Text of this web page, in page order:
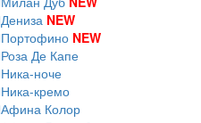
Дениза NEW
Портофино NEW
Роза Де Капе
Ника-ноче
Ника-кремо
Афина Колор